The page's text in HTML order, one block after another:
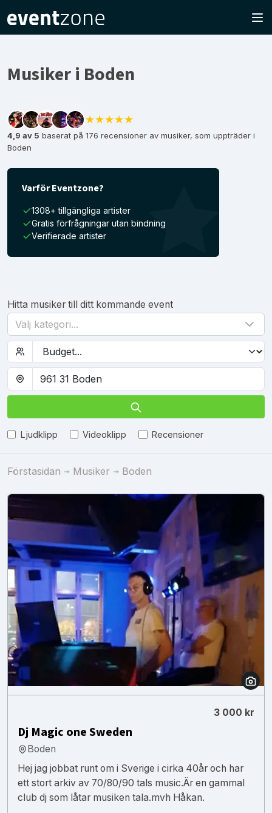
Musiker i Boden
★★★★★
4,9 av 5 baserat på 176 recensioner av musiker, som uppträder i
Boden
Varför Eventzone?
1308+ tillgängliga artister
Gratis förfrågningar utan bindning
Verifierade artister
Hitta musiker till ditt kommande event
Välj kategori...
Ljudklipp Videoklipp Recensioner
Förstasidan Musiker Boden
3 000 kr
Dj Magic one Sweden
Boden
Hej jag jobbat runt om i Sverige i cirka 40år och har
ett stort arkiv av 70/80/90 tals music.Är en gammal
club dj som låtar musiken tala.mvh Håkan.